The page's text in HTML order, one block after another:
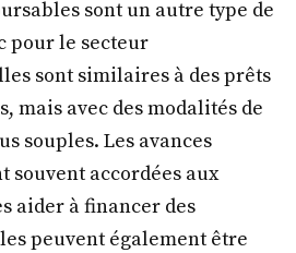
sont un autre type de
pour le secteur
sont similaires à des prêts
mais avec des modalités de
souples. Les avances
souvent accordées aux
aider à financer des
peuvent également être